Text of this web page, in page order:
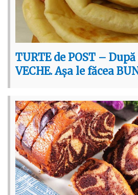
TURTE de POST –
VECHE. Așa le făcea